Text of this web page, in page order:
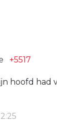
+5517
hoofd had